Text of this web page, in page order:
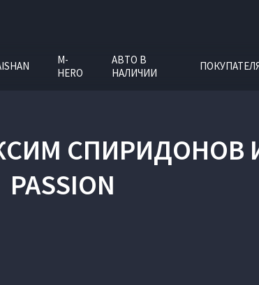
M-
HERO
АВТО В
НАЛИЧИИ
СПИРИДОНОВ И
PASSION